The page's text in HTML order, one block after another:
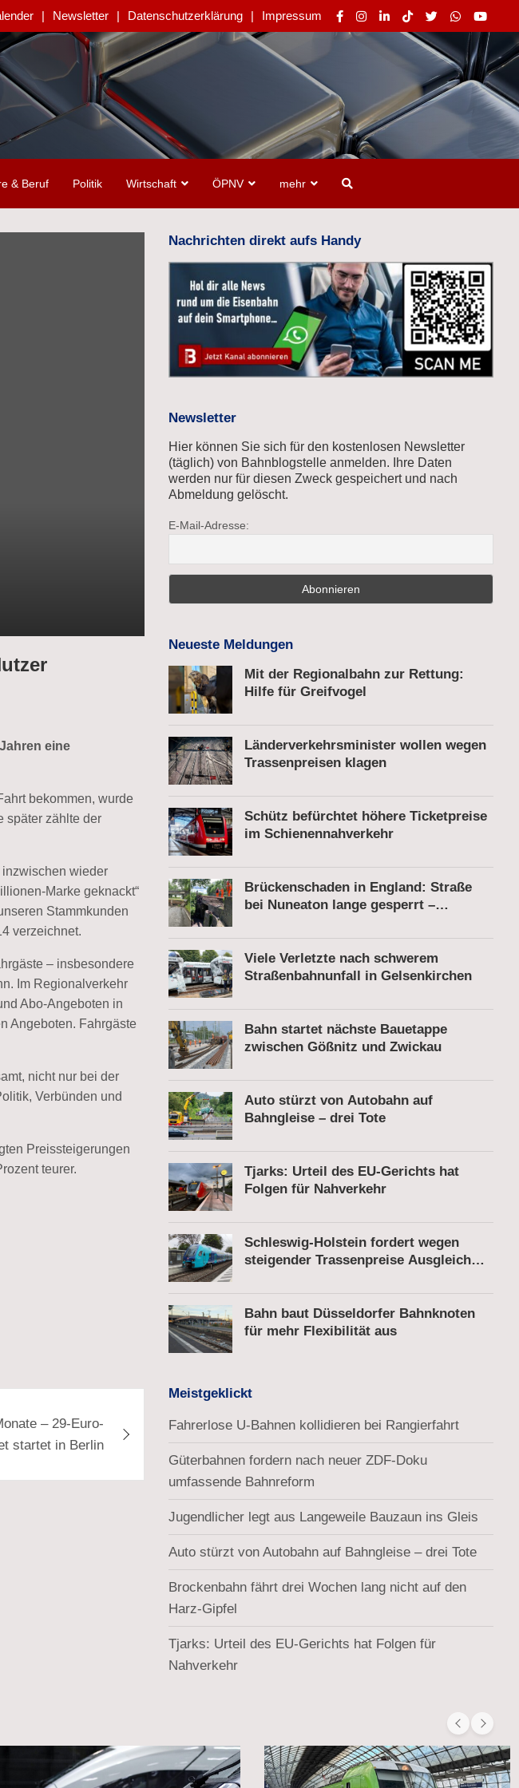
Newsletter Datenschutzerklärung Impressum
& Beruf Politik Wirtschaft ÖPNV mehr
eine
bekommen, wurde
später zählte der
wieder
Marke geknackt“
Stammkunden
verzeichnet.
– insbesondere
Im Regionalverkehr
Abo-Angeboten in
Angeboten. Fahrgäste
nicht nur bei der
Verbünden und
Preissteigerungen
teurer.
– 29-Euro-
startet in Berlin
Nachrichten direkt aufs Handy
Newsletter
Hier können Sie sich für den kostenlosen Newsletter
(täglich) von Bahnblogstelle anmelden. Ihre Daten
werden nur für diesen Zweck gespeichert und nach
Abmeldung gelöscht.
E-Mail-Adresse:
Neueste Meldungen
Mit der Regionalbahn zur Rettung:
Hilfe für Greifvogel
Länderverkehrsminister wollen wegen
Trassenpreisen klagen
Schütz befürchtet höhere Ticketpreise
im Schienennahverkehr
Brückenschaden in England: Straße
bei Nuneaton lange gesperrt –
Viele Verletzte nach schwerem
Straßenbahnunfall in Gelsenkirchen
Bahn startet nächste Bauetappe
zwischen Gößnitz und Zwickau
Auto stürzt von Autobahn auf
Bahngleise – drei Tote
Tjarks: Urteil des EU-Gerichts hat
Folgen für Nahverkehr
Schleswig-Holstein fordert wegen
steigender Trassenpreise Ausgleich
Bahn baut Düsseldorfer Bahnknoten
für mehr Flexibilität aus
Meistgeklickt
Fahrerlose U-Bahnen kollidieren bei Rangierfahrt
Güterbahnen fordern nach neuer ZDF-Doku
umfassende Bahnreform
Jugendlicher legt aus Langeweile Bauzaun ins Gleis
Auto stürzt von Autobahn auf Bahngleise – drei Tote
Brockenbahn fährt drei Wochen lang nicht auf den
Harz-Gipfel
Tjarks: Urteil des EU-Gerichts hat Folgen für
Nahverkehr